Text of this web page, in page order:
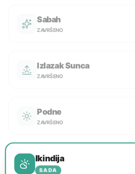
Sabah
ZAVRŠENO
Izlazak Sunca
ZAVRŠENO
Podne
ZAVRŠENO
Ikindija
SADA